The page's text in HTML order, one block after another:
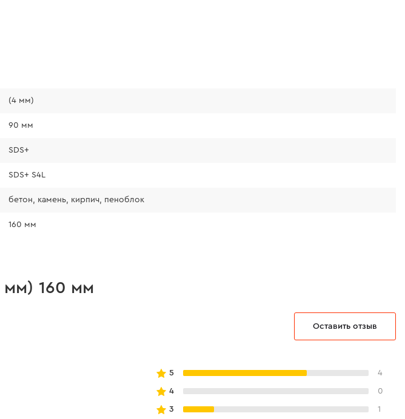
(4 мм)
90 мм
SDS+
SDS+ S4L
бетон, камень, кирпич, пеноблок
160 мм
мм) 160 мм
Оставить отзыв
5 4
4 0
3 1